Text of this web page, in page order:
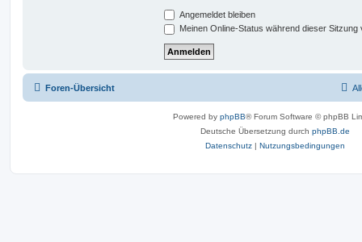
Angemeldet bleiben
Meinen Online-Status während dieser Sitzung
Foren-Übersicht
Powered by phpBB® Forum Software © phpBB
Deutsche Übersetzung durch phpBB.de
Datenschutz | Nutzungsbedingungen